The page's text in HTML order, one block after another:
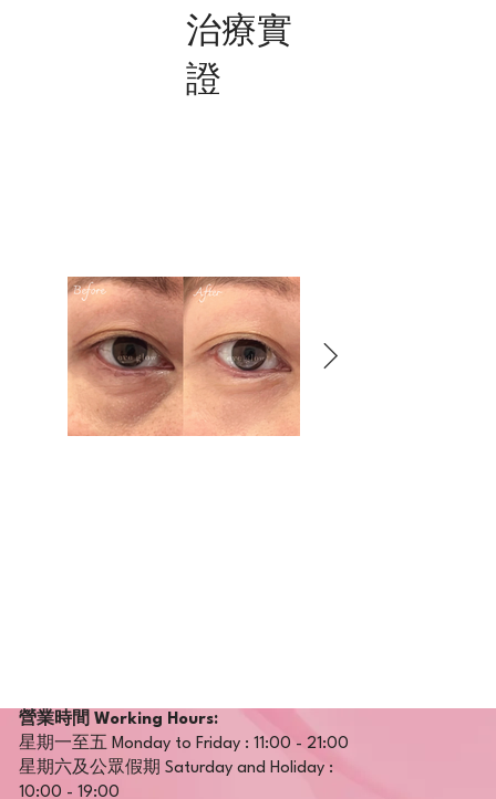
​治療實
證
營業時間 Working Hours:
星期一至五 Monday to Friday : 11:00 - 21:00
星期六及公眾假期 Saturday and Holiday :
10:00 - 19:00